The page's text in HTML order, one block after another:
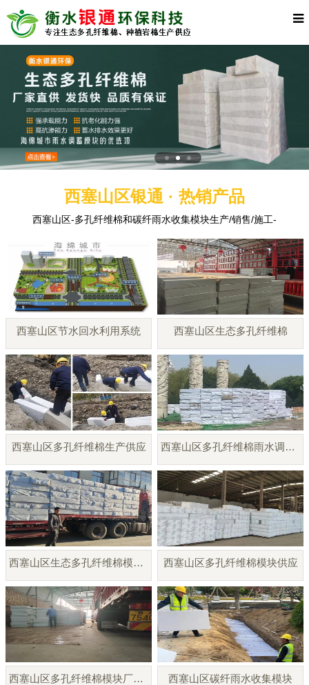
西塞山区银通 · 热销产品
西塞山区-多孔纤维棉和碳纤雨水收集模块生产/销售/施工-
西塞山区节水回水利用系统 西塞山区生态多孔纤维棉
西塞山区多孔纤维棉生产供应 西塞山区多孔纤维棉雨水调蓄模块
西塞山区生态多孔纤维棉模块厂家 西塞山区多孔纤维棉模块供应
西塞山区多孔纤维棉模块厂家直销 西塞山区碳纤雨水收集模块